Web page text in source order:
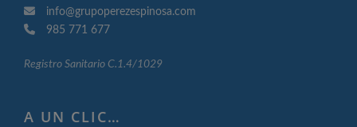
info@grupoperezespinosa.com
985 771 677
Registro Sanitario C.1.4/1029
A UN CLIC…